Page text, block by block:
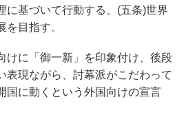
に基づいて行動する、(五条)世界
目指す。
に「御一新」を印象付け、後段
表現ながら、討幕派がこだわって
国に動くという外国向けの宣言